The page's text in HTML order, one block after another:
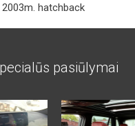
hatchback
pasiūlymai